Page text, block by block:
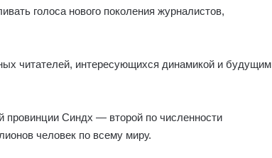
голоса нового поколения журналистов,
читателей, интересующихся динамикой и будущим
Синдх — второй по численности
человек по всему миру.